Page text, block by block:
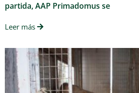
partida, AAP Primadomus se
Leer más